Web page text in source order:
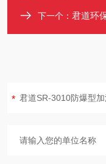
下一个： 君道环保